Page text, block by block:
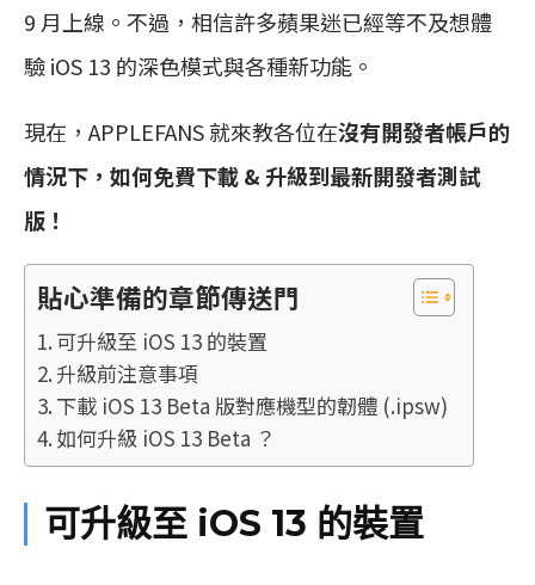
9 月上線。不過，相信許多蘋果迷已經等不及想體
驗 iOS 13 的深色模式與各種新功能。
現在，APPLEFANS 就來教各位在沒有開發者帳戶的
情況下，如何免費下載 & 升級到最新開發者測試
版！
貼心準備的章節傳送門
可升級至 iOS 13 的裝置
升級前注意事項
下載 iOS 13 Beta 版對應機型的韌體 (.ipsw)
如何升級 iOS 13 Beta ？
可升級至 iOS 13 的裝置